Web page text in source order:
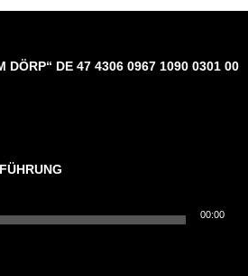
DÖRP“ DE 47 4306 0967 1090 0301 00
00:00